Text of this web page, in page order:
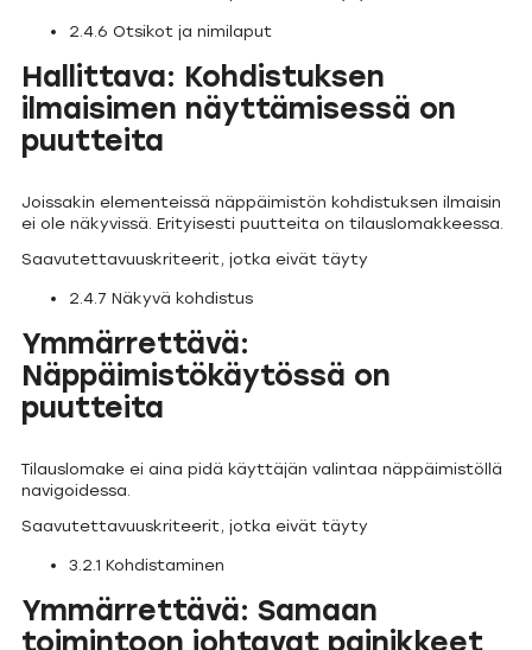
2.4.6 Otsikot ja nimilaput
Hallittava: Kohdistuksen
ilmaisimen näyttämisessä on
puutteita
Joissakin elementeissä näppäimistön kohdistuksen ilmaisin
ei ole näkyvissä. Erityisesti puutteita on tilauslomakkeessa.
Saavutettavuuskriteerit, jotka eivät täyty
2.4.7 Näkyvä kohdistus
Ymmärrettävä:
Näppäimistökäytössä on
puutteita
Tilauslomake ei aina pidä käyttäjän valintaa näppäimistöllä
navigoidessa.
Saavutettavuuskriteerit, jotka eivät täyty
3.2.1 Kohdistaminen
Ymmärrettävä: Samaan
toimintoon johtavat painikkeet